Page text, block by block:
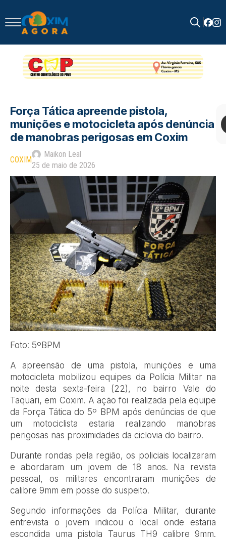
for:
Força Tática apreende pistola,
munições e motocicleta após denúncia
de manobras perigosas em Coxim
COXIM
Maikon Leal
25 de maio de 2026
Foto: 5ºBPM
A apreensão de uma pistola, munições e uma
motocicleta mobilizou equipes da Polícia Militar na
noite desta sexta-feira (22), no bairro Vale do
Taquari, em Coxim. A ação foi realizada pela equipe
da Força Tática do 5º BPM após denúncias de que
um motociclista estaria realizando manobras
perigosas nas proximidades da ciclovia do bairro.
Durante rondas pela região, os policiais localizaram
e abordaram um jovem de 18 anos. Na revista
pessoal, os militares encontraram munições de
calibre 9mm em posse do suspeito.
Segundo informações da Polícia Militar, durante
entrevista o jovem indicou o local onde estaria
escondida uma pistola Taurus TH9 calibre 9mm.